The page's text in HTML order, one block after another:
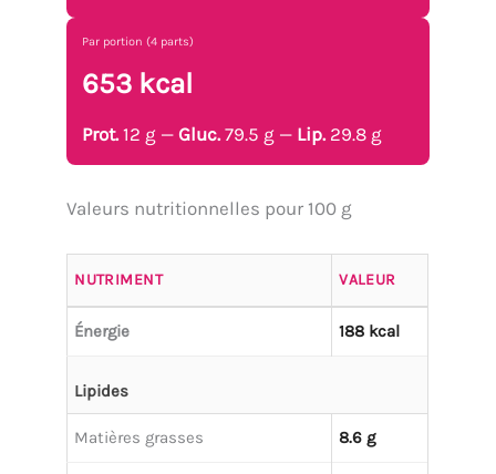
Par portion (4 parts)
653 kcal
Prot.12 g —Gluc.79.5 g — Lip.29.8 g
Valeurs nutritionnelles pour 100 g
NUTRIMENT VALEUR
Énergie 188 kcal
Lipides
Matières grasses 8.6 g